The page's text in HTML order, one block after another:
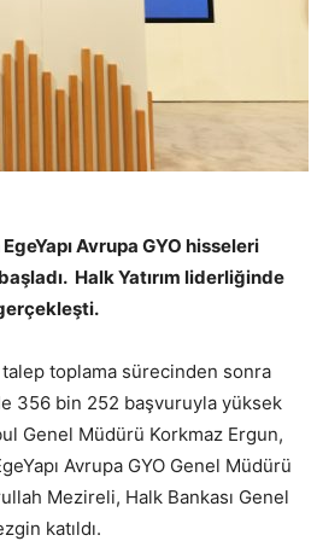
Avrupa GYO hisseleri
Halk Yatırım liderliğinde
talep toplama sürecinden sonra
356 bin 252 başvuruyla yüksek
Genel Müdürü Korkmaz Ergun,
Avrupa GYO Genel Müdürü
Mezireli, Halk Bankası Genel
katıldı.